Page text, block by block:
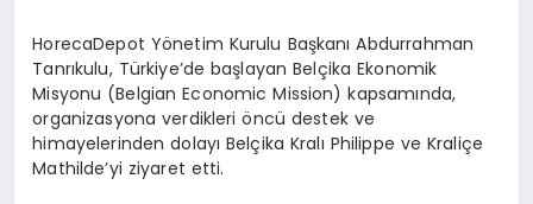
HorecaDepot Yönetim Kurulu Başkanı Abdurrahman
Tanrıkulu, Türkiye’de başlayan Belçika Ekonomik
Misyonu (Belgian Economic Mission) kapsamında,
organizasyona verdikleri öncü destek ve
himayelerinden dolayı Belçika Kralı Philippe ve Kraliçe
Mathilde’yi ziyaret etti.